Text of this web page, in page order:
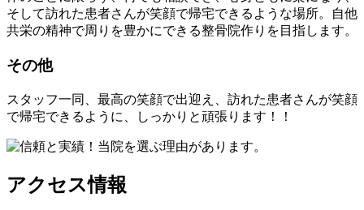
そして訪れた患者さんが笑顔で帰宅できるような場所。自他
共栄の精神で周りを豊かにできる整骨院作りを目指します。
その他
スタッフ一同、最高の笑顔で出迎え、訪れた患者さんが笑顔
で帰宅できるように、しっかりと頑張ります！！
アクセス情報